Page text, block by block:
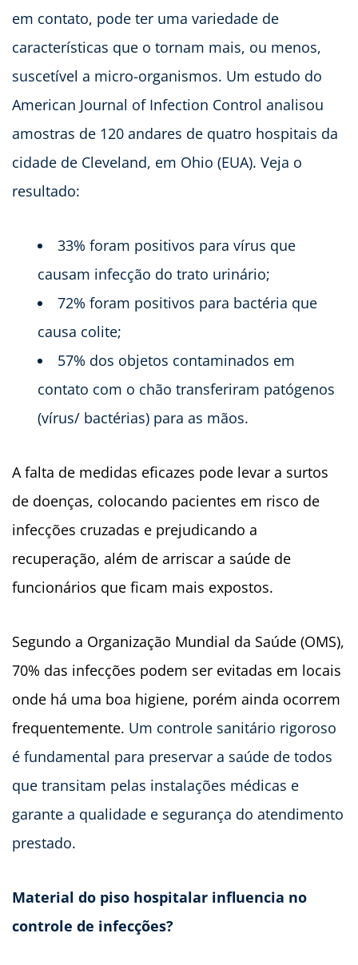
em contato, pode ter uma variedade de
características que o tornam mais, ou menos,
suscetível a micro-organismos. Um estudo do
American Journal of Infection Control analisou
amostras de 120 andares de quatro hospitais da
cidade de Cleveland, em Ohio (EUA). Veja o
resultado:
33% foram positivos para vírus que
causam infecção do trato urinário;
72% foram positivos para bactéria que
causa colite;
57% dos objetos contaminados em
contato com o chão transferiram patógenos
(vírus/ bactérias) para as mãos.
A falta de medidas eficazes pode levar a surtos
de doenças, colocando pacientes em risco de
infecções cruzadas e prejudicando a
recuperação, além de arriscar a saúde de
funcionários que ficam mais expostos.
Segundo a Organização Mundial da Saúde (OMS),
70% das infecções podem ser evitadas em locais
onde há uma boa higiene, porém ainda ocorrem
frequentemente. Um controle sanitário rigoroso
é fundamental para preservar a saúde de todos
que transitam pelas instalações médicas e
garante a qualidade e segurança do atendimento
prestado.
Material do piso hospitalar influencia no
controle de infecções?